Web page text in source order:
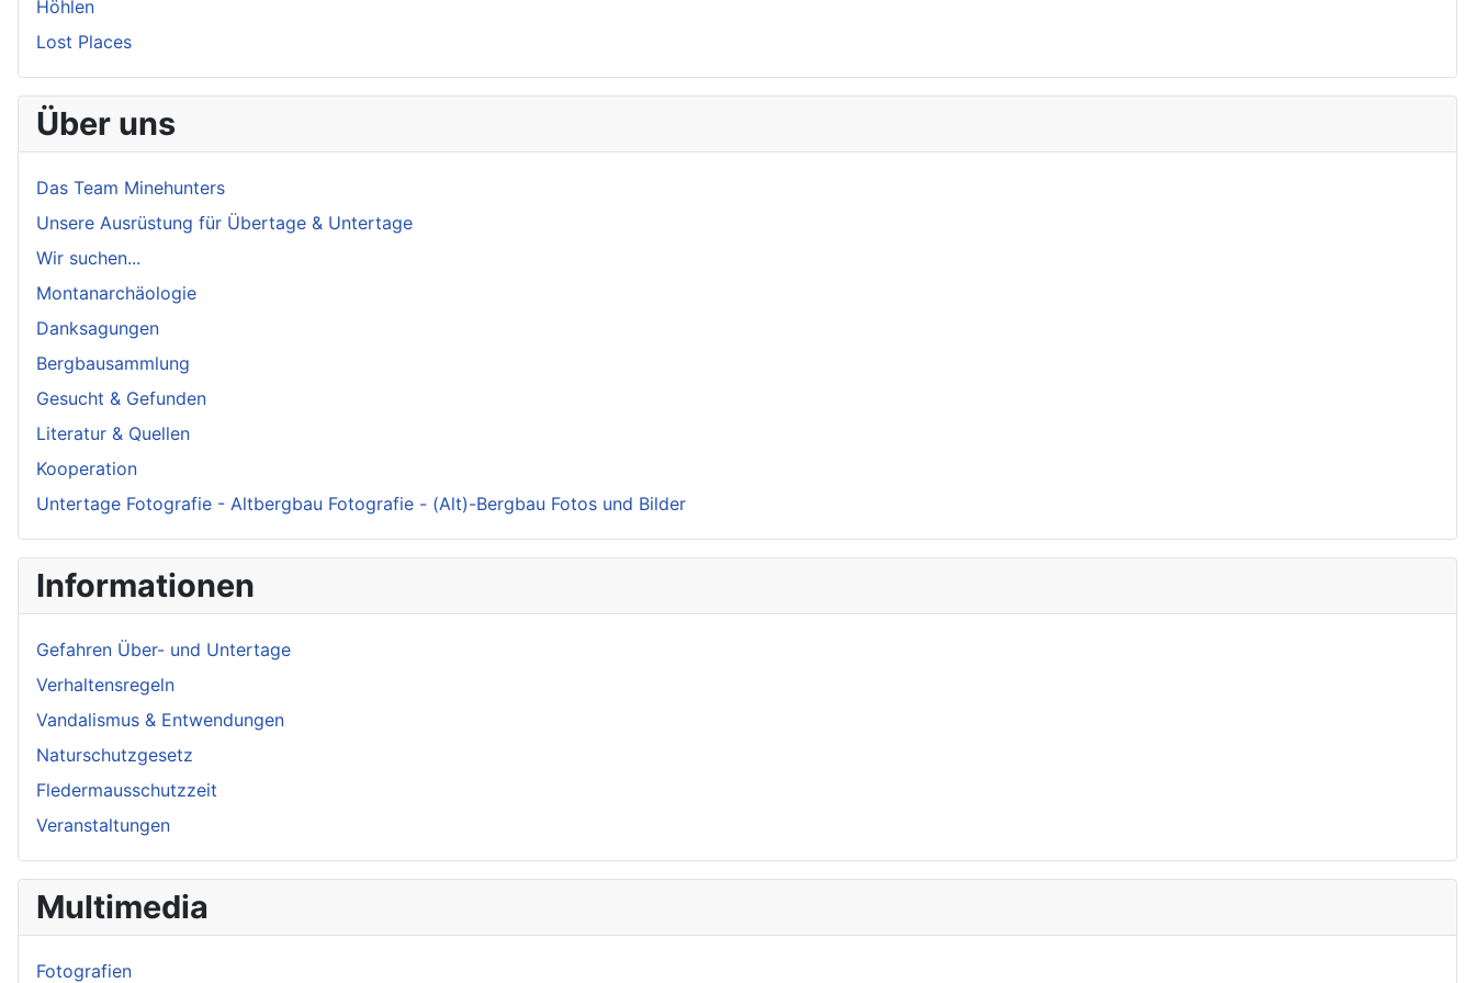
Höhlen
Lost Places
Über uns
Das Team Minehunters
Unsere Ausrüstung für Übertage & Untertage
Wir suchen...
Montanarchäologie
Danksagungen
Bergbausammlung
Gesucht & Gefunden
Literatur & Quellen
Kooperation
Untertage Fotografie - Altbergbau Fotografie - (Alt)-Bergbau Fotos und Bilder
Informationen
Gefahren Über- und Untertage
Verhaltensregeln
Vandalismus & Entwendungen
Naturschutzgesetz
Fledermausschutzzeit
Veranstaltungen
Multimedia
Fotografien